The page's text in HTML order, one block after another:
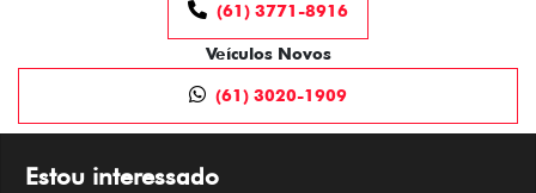
Estou interessado
(61) 3771-8916
Veículos Novos
(61) 3020-1909